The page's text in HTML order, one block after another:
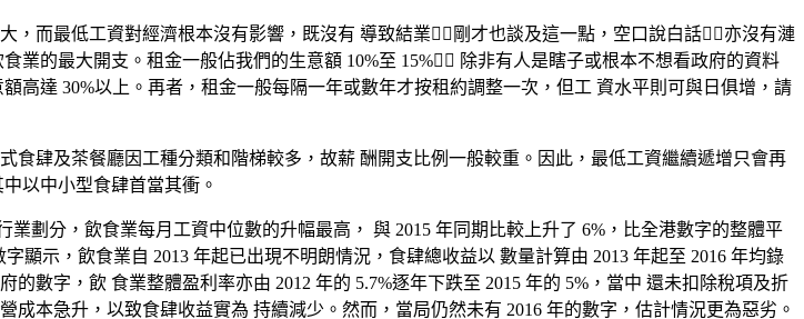
，而最低工資對經濟根本沒有影響，既沒有 導致結業剛才也談及這一點，空口說白話亦沒有漣
的最大開支。租金一般佔我們的生意額 10%至 15% 除非有人是瞎子或根本不想看政府的資料
達 30%以上。再者，租金一般每隔一年或數年才按租約調整一次，但工 資水平則可與日俱增，請
肆及茶餐廳因工種分類和階梯較多，故薪 酬開支比例一般較重。因此，最低工資繼續遞增只會再
以中小型食肆首當其衝。
劃分，飲食業每月工資中位數的升幅最高， 與 2015 年同期比較上升了 6%，比全港數字的整體平
顯示，飲食業自 2013 年起已出現不明朗情況，食肆總收益以 數量計算由 2013 年起至 2016 年均錄
數字，飲 食業整體盈利率亦由 2012 年的 5.7%逐年下跌至 2015 年的 5%，當中 還未扣除稅項及折
本急升，以致食肆收益實為 持續減少。然而，當局仍然未有 2016 年的數字，估計情況更為惡劣。